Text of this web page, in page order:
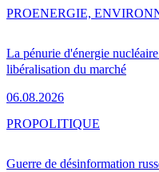
La pénurie d'énergie
libéralisation du marché
06.08.2026
PROENERGIE,
Guerre de désinformation
PROPOLITIQUE